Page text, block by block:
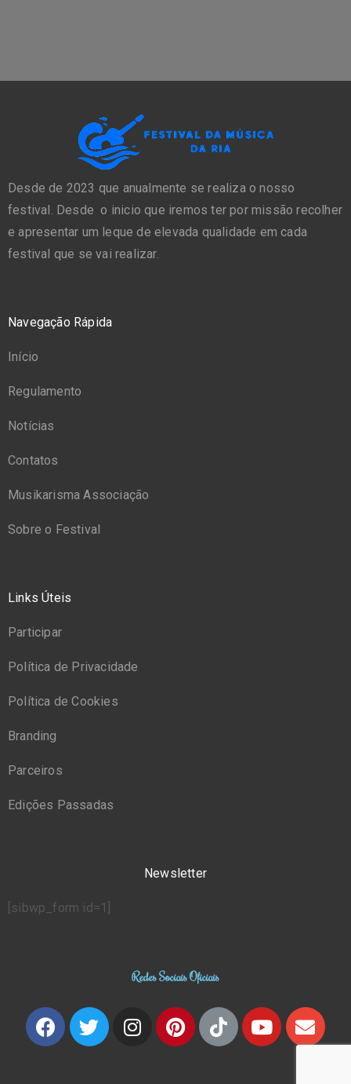
Desde de 2023 que anualmente se realiza o nosso
festival. Desde o inicio que iremos ter por missão recolher
e apresentar um leque de elevada qualidade em cada
festival que se vai realizar.
Navegação Rápida
Início
Regulamento
Notícias
Contatos
Musikarisma Associação
Sobre o Festival
Links Úteis
Participar
Política de Privacidade
Política de Cookies
Branding
Parceiros
Edições Passadas
Newsletter
[sibwp_form id=1]
Redes Sociais Oficiais